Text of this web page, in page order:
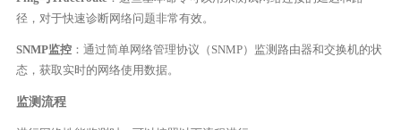
径，对于快速诊断网络问题非常有效。
SNMP监控：通过简单网络管理协议（SNMP）监测路由器和交换机的状
态，获取实时的网络使用数据。
监测流程